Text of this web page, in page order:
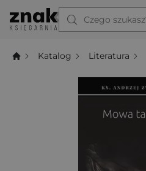
Czego
Katalog Literatura